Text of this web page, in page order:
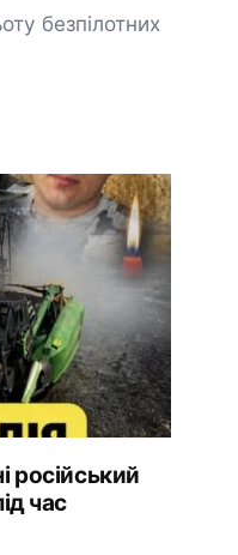
безпілотних
російський
час